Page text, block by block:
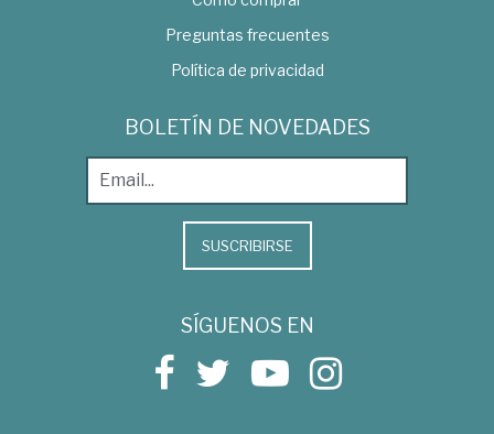
Preguntas frecuentes
Política de privacidad
BOLETÍN DE NOVEDADES
SUSCRIBIRSE
SÍGUENOS EN